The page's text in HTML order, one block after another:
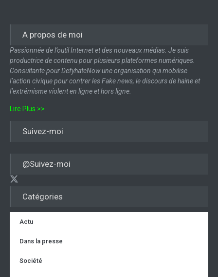
Catégories
Actu
Dans la presse
Société
A propos de moi
Passionnée de l’outil Internet et des nouveaux médias. Je suis
productrice de contenu pour plusieurs plateformes numériques.
Consultante pour DefyhateNow une organisation qui mobilise
l’action civique pour contrer les Fake news, le discours de haine et
l’extrémisme violent en ligne et hors ligne.
Lire Plus >>
Suivez-moi
@Suivez-moi